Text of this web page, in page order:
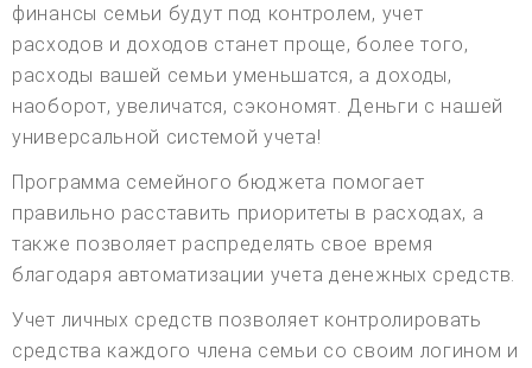
финансы семьи будут под контролем, учет
расходов и доходов станет проще, более того,
расходы вашей семьи уменьшатся, а доходы,
наоборот, увеличатся, сэкономят. Деньги с нашей
универсальной системой учета!
Программа семейного бюджета помогает
правильно расставить приоритеты в расходах, а
также позволяет распределять свое время
благодаря автоматизации учета денежных средств.
Учет личных средств позволяет контролировать
средства каждого члена семьи со своим логином и